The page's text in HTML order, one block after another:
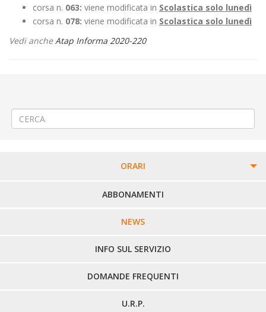
corsa n. 063: viene modificata in Scolastica solo lunedì
corsa n. 078: viene modificata in Scolastica solo lunedì
Vedi ancheAtap Informa 2020-220
ORARI
PERCORSI URBANI IN BIELLA
LINEE URBANE VERCELLI
LINEE EXTRAURBANE
ABBONAMENTI
NEWS
INFO SUL SERVIZIO
DOMANDE FREQUENTI
U.R.P.